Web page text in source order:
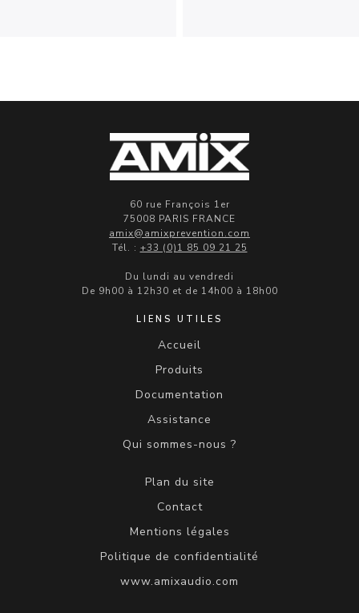
60 rue François 1er
75008 PARIS FRANCE
amix@amixprevention.com
Tél. : +33 (0)1 85 09 21 25
Du lundi au vendredi
De 9h00 à 12h30 et de 14h00 à 18h00
LIENS UTILES
Accueil
Produits
Documentation
Assistance
Qui sommes-nous ?
Plan du site
Contact
Mentions légales
Politique de confidentialité
www.amixaudio.com